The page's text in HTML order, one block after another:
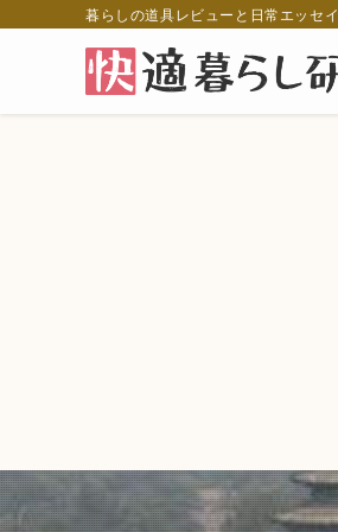
暮らしの道具レビューと日常エッセイ